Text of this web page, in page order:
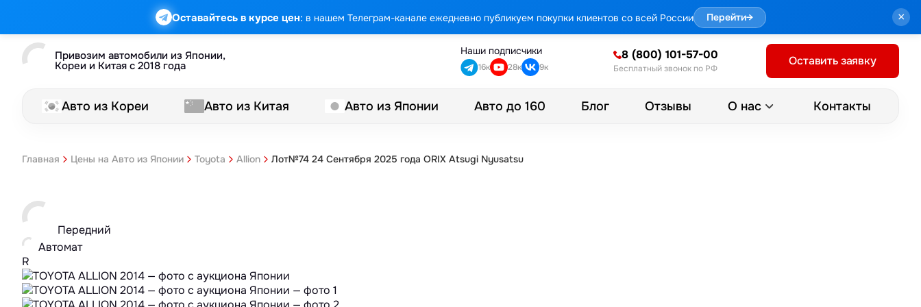
Оставайтесь в курсе цен: в нашем Телеграм-канале ежедневно публикуем покупки клиентов со всей России Перейти→ ×
Привозим автомобили из Японии,
Кореи и Китая с 2018 года
Наши подписчики
16к 28к 9к
8 (800) 101-57-00
Бесплатный звонок по РФ
Оставить заявку
Авто из Кореи Авто из Китая Авто из Японии Авто до 160 Блог Отзывы О нас Контакты
Главная Цены на Авто из Японии Toyota Allion Лот№74 24 Сентября 2025 года ORIX Atsugi Nyusatsu
Передний
Автомат
R